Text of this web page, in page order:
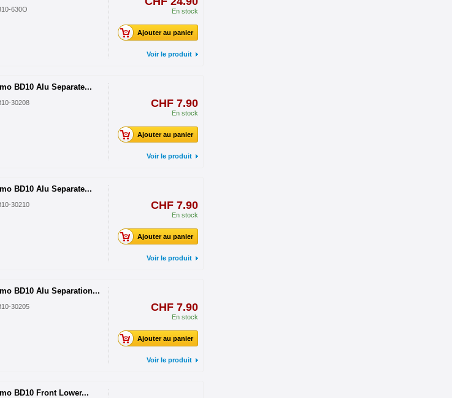
630O En stock
Ajouter au panier
Voir le produit
BD10 Alu Separate...
30208 CHF 7.90
En stock
Ajouter au panier
Voir le produit
BD10 Alu Separate...
30210 CHF 7.90
En stock
Ajouter au panier
Voir le produit
BD10 Alu Separation...
30205 CHF 7.90
En stock
Ajouter au panier
Voir le produit
BD10 Front Lower...